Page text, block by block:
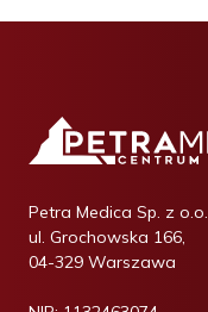
Petra Medica Sp. z o.o.
ul. Grochowska 166,
04-329 Warszawa